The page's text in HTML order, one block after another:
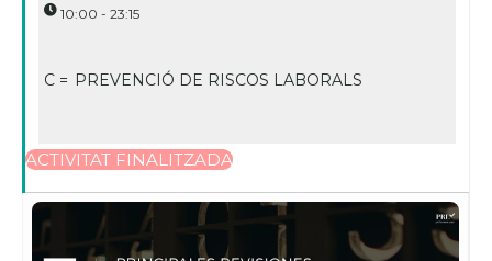
10:00 - 23:15
C = PREVENCIÓ DE RISCOS LABORALS
ACTIVITAT FINALITZADA